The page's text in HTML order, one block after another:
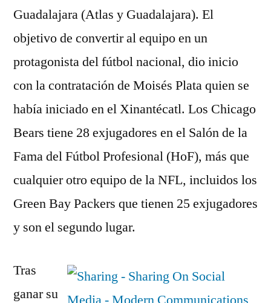
Guadalajara (Atlas y Guadalajara). El
objetivo de convertir al equipo en un
protagonista del fútbol nacional, dio inicio
con la contratación de Moisés Plata quien se
había iniciado en el Xinantécatl. Los Chicago
Bears tiene 28 exjugadores en el Salón de la
Fama del Fútbol Profesional (HoF), más que
cualquier otro equipo de la NFL, incluidos los
Green Bay Packers que tienen 25 exjugadores
y son el segundo lugar.
Tras
ganar su